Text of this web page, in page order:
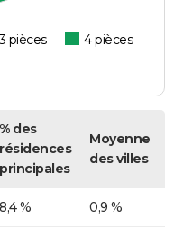
pièces
4 pièces
% des
résidences
principales
Moyenne
des villes
8,4 % 0,9 %